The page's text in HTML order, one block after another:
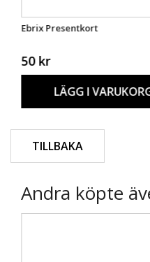
Ebrix Presentkort
50 kr
LÄGG I
TILLBAKA
Andra köpte